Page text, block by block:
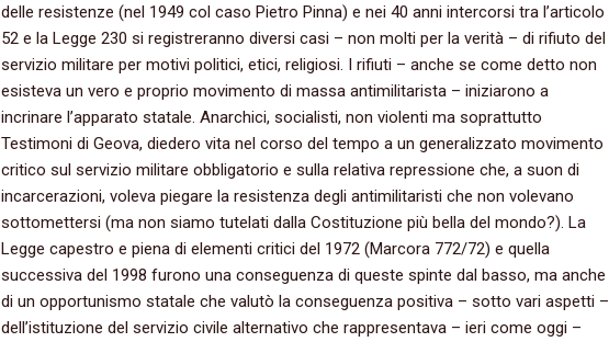
delle resistenze (nel 1949 col caso Pietro Pinna) e nei 40 anni intercorsi tra l’articolo
52 e la Legge 230 si registreranno diversi casi – non molti per la verità – di rifiuto del
servizio militare per motivi politici, etici, religiosi. I rifiuti – anche se come detto non
esisteva un vero e proprio movimento di massa antimilitarista – iniziarono a
incrinare l’apparato statale. Anarchici, socialisti, non violenti ma soprattutto
Testimoni di Geova, diedero vita nel corso del tempo a un generalizzato movimento
critico sul servizio militare obbligatorio e sulla relativa repressione che, a suon di
incarcerazioni, voleva piegare la resistenza degli antimilitaristi che non volevano
sottomettersi (ma non siamo tutelati dalla Costituzione più bella del mondo?). La
Legge capestro e piena di elementi critici del 1972 (Marcora 772/72) e quella
successiva del 1998 furono una conseguenza di queste spinte dal basso, ma anche
di un opportunismo statale che valutò la conseguenza positiva – sotto vari aspetti –
dell’istituzione del servizio civile alternativo che rappresentava – ieri come oggi –